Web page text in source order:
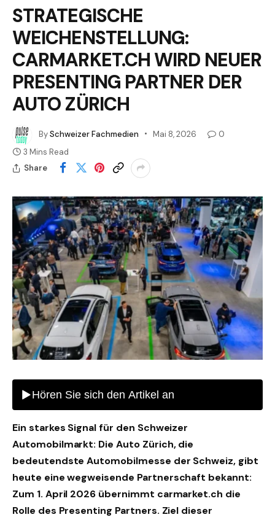
STRATEGISCHE
WEICHENSTELLUNG:
CARMARKET.CH WIRD NEUER
PRESENTING PARTNER DER
AUTO ZÜRICH
BySchweizer Fachmedien Mai 8, 2026
0
3 Mins Read
Share
Ein starkes Signal für den Schweizer
Automobilmarkt: Die Auto Zürich, die
bedeutendste Automobilmesse der Schweiz, gibt
heute eine wegweisende Partnerschaft bekannt:
Zum 1. April 2026 übernimmt carmarket.ch die
Rolle des Presenting Partners. Ziel dieser